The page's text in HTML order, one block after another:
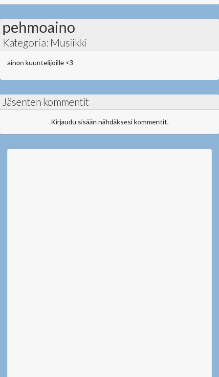
pehmoaino
Kategoria: Musiikki
ainon kuuntelijoille <3
Jäsenten kommentit
Kirjaudu sisään nähdäksesi kommentit.